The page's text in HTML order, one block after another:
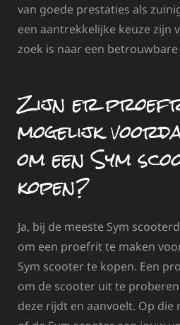
van goede prestaties als
een aantrekkelijke keuze zijn
zoek is naar een
Zijn er
mogelijk
om een Sym
kopen?
Ja, bij de meeste Sym
om een proefrit te maken
Sym scooter te kopen. Een
om de scooter uit te
deze rijdt en aanvoelt. Op die